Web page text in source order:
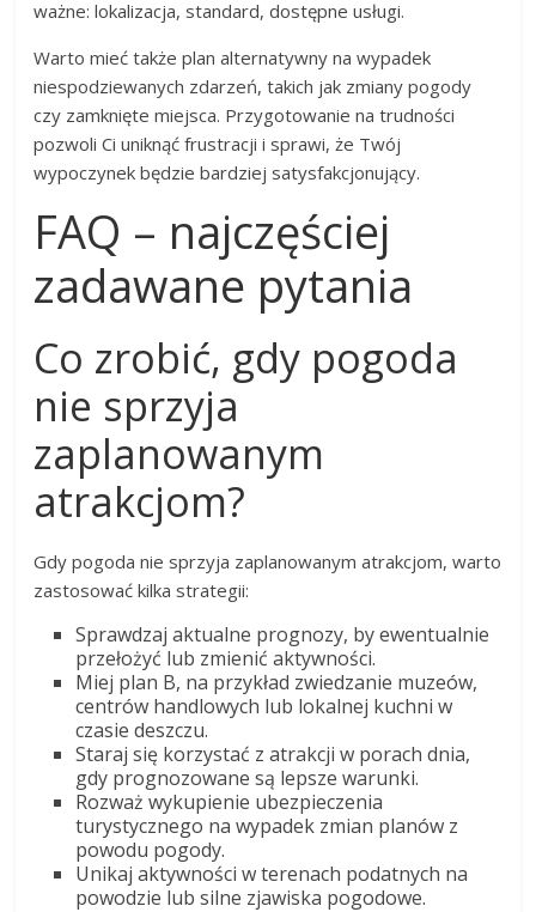
ważne: lokalizacja, standard, dostępne usługi.
Warto mieć także plan alternatywny na wypadek
niespodziewanych zdarzeń, takich jak zmiany pogody
czy zamknięte miejsca. Przygotowanie na trudności
pozwoli Ci uniknąć frustracji i sprawi, że Twój
wypoczynek będzie bardziej satysfakcjonujący.
FAQ – najczęściej
zadawane pytania
Co zrobić, gdy pogoda
nie sprzyja
zaplanowanym
atrakcjom?
Gdy pogoda nie sprzyja zaplanowanym atrakcjom, warto
zastosować kilka strategii:
Sprawdzaj aktualne prognozy, by ewentualnie
przełożyć lub zmienić aktywności.
Miej plan B, na przykład zwiedzanie muzeów,
centrów handlowych lub lokalnej kuchni w
czasie deszczu.
Staraj się korzystać z atrakcji w porach dnia,
gdy prognozowane są lepsze warunki.
Rozważ wykupienie ubezpieczenia
turystycznego na wypadek zmian planów z
powodu pogody.
Unikaj aktywności w terenach podatnych na
powodzie lub silne zjawiska pogodowe.